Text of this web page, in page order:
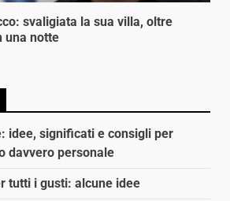
svaligiata la sua villa, oltre
una notte
idee, significati e consigli per
davvero personale
tutti i gusti: alcune idee